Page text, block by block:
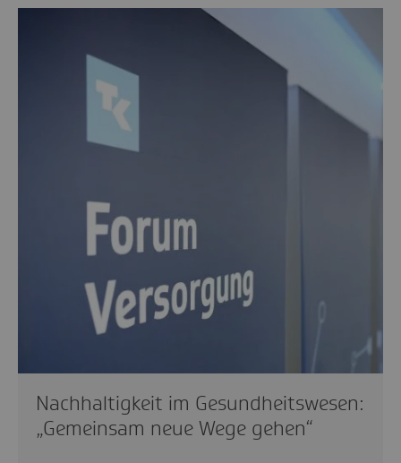
Nachhaltigkeit im Gesundheitswesen:
„Gemeinsam neue Wege gehen“